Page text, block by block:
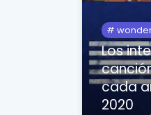
Los
cada
2020